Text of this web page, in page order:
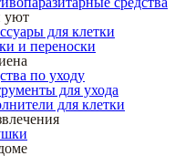
уют
для клетки
и переноски
по уходу
для ухода
для клетки